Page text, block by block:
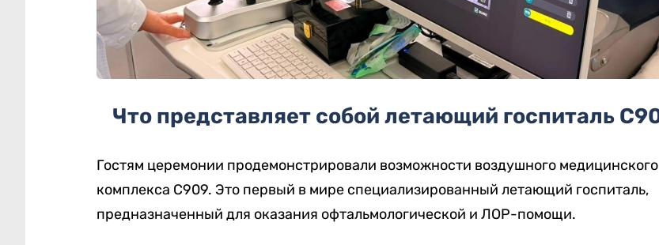
Что представляет собой летающий госпиталь
Гостям церемонии продемонстрировали возможности воздушного медицинского
комплекса C909. Это первый в мире специализированный летающий госпиталь,
предназначенный для оказания офтальмологической и ЛОР-помощи.